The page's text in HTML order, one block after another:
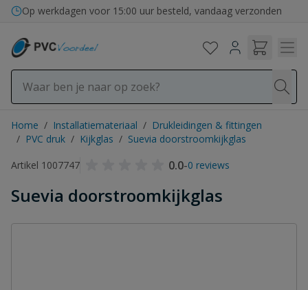
Ga naar de inhoud
Op werkdagen voor 15:00 uur besteld, vandaag verzonden
Home / Installatiemateriaal / Drukleidingen & fittingen
/ PVC druk / Kijkglas / Suevia doorstroomkijkglas
Artikel 1007747
0.0-0 reviews
Suevia doorstroomkijkglas